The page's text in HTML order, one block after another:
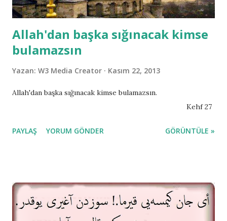
Allah'dan başka sığınacak kimse
bulamazsın
Yazan: W3 Media Creator Kasım 22, 2013
Allah'dan başka sığınacak kimse bulamazsın.
Kehf 27
PAYLAŞ YORUM GÖNDER GÖRÜNTÜLE »